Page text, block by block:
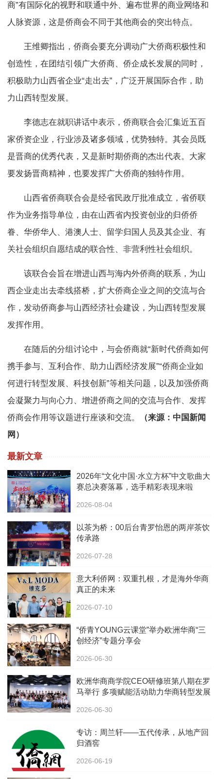
商”有国际化的视野和联通中外、遍布世界的商业网络和
人脉资源，这是侨商会不同于其他商会的突出特点。
王维卿指出，侨商会要充分调动广大侨商积极性和
创造性，在团结引领广大侨商、侨企成长发展的同时，
积极助力山西省企业“走出去”，广泛开展国际合作，助
力山西转型发展。
李德志在就职讲话中表示，侨商联合会汇集近五百
家侨资企业，行业涉及诸多领域，优势独特。其会员既
是晋商的优秀代表，又是新时期侨商的杰出代表。大家
要发扬晋商精神，也要发挥广大侨商的独特作用。
山西省侨商联合会是经省民政厅批准成立，省侨联
作为业务指导单位，由在山西省内投资创业的归侨侨
眷、华侨华人、港澳人士、留学归国人员及其企业、有
关社会组织自愿结成的联合性、非营利性社会组织。
该联合会旨在增进山西与海内外侨商的联系，为山
西企业走出去牵线搭桥，扩大侨商企业之间的交流与合
作，发动侨商参与山西经济社会建设，为山西转型发展
发挥作用。
在随后的分组讨论中，与会侨商就“新时代侨商如何
携手参与、互利合作、助力山西经济发展”“侨商企业如
何进行转型发展、科技创新”等相关问题，以及加强侨商
会凝聚力与向心力、增进侨商之间的交流与合作、发挥
侨商会作用等议题进行座谈和交流。
（来源：中国新闻
网）
最新文章
2026年“文化中国·水立方杯”中文歌曲大
赛总决赛落幕，选手精彩表现来啦
2026-08-04
以茶为桥：00后台青罗怡恩的两岸茶饮
传承路
2026-07-28
意大利侨网：双重扎根，才是海外华商
真正的未来
2026-07-10
“侨青YOUNG云课堂”举办欧洲华商“三
创经济”专题分享会
2026-06-30
欧洲华商商学院CEO研修班第八期在罗
马举行 多项赋能活动助力华商转型发展
2026-06-30
专访：周兰轩——五代传承，从地产回
归酒窖
2026-06-19